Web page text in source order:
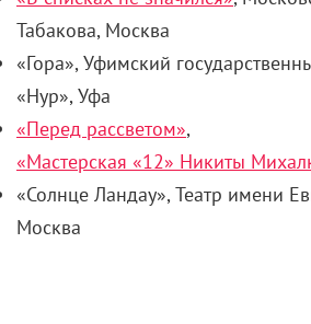
Табакова, Москва
«Гора», Уфимский
«Нур», Уфа
«Перед рассветом»,
«Мастерская «12» Никиты
«Солнце Ландау», Театр имени
Москва